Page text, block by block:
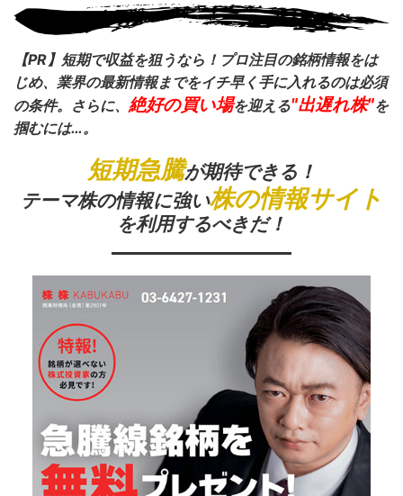
【PR】短期で収益を狙うなら！プロ注目の銘柄情報をは
じめ、業界の最新情報までをイチ早く手に入れるのは必須
の条件。さらに、 絶好の買い場を迎える"出遅れ株"を
掴むには…。
短期急騰が期待できる！
テーマ株の情報に強い株の情報サイト
を利用するべきだ！